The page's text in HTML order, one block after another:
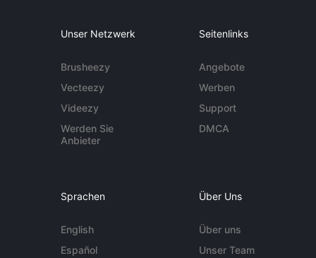
Unser Netzwerk
Brusheezy
Vecteezy
Videezy
Werden Sie
Anbieter
Seitenlinks
Angebote
Werben
Support
DMCA
Sprachen
English
Español
Über Uns
Über uns
Unser Team